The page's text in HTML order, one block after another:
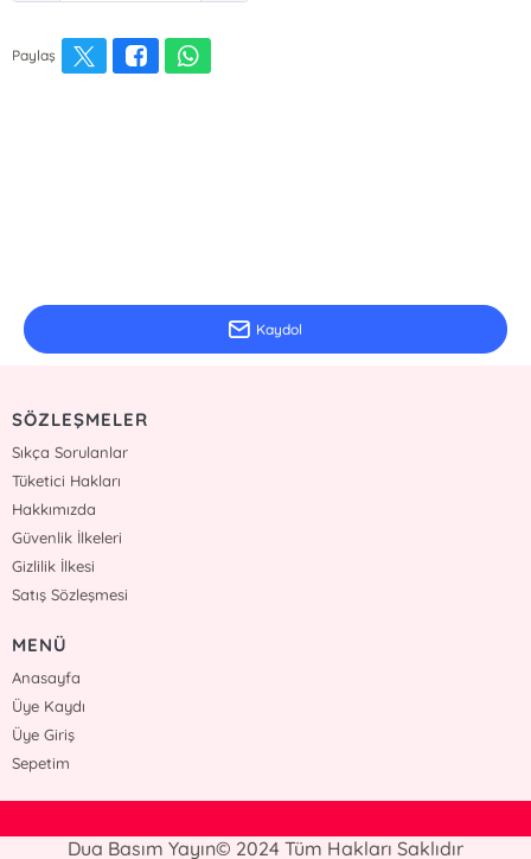
Paylaş
Kaydol
SÖZLEŞMELER
Sıkça Sorulanlar
Tüketici Hakları
Hakkımızda
Güvenlik İlkeleri
Gizlilik İlkesi
Satış Sözleşmesi
MENÜ
Anasayfa
Üye Kaydı
Üye Giriş
Sepetim
Dua Basım Yayın© 2024 Tüm Hakları Saklıdır